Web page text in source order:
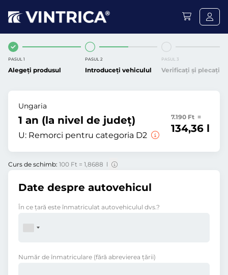
PASUL 1
Alegeți produsul
PASUL 2
Introduceți vehiculul
PASUL 3
Verificați și plecați
Ungaria
1 an (la nivel de județ)
U: Remorci pentru categoria D2
7.190 Ft =
134,36 l
Curs de schimb: 100 Ft = 1,8688 l
Date despre autovehicul
În ce ţară este înmatriculat autovehiculul dvs.?
Număr de înmatriculare (fără abrevierea ţării)